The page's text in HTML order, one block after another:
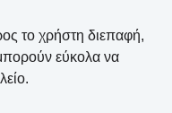
το χρήστη διεπαφή,
εύκολα να